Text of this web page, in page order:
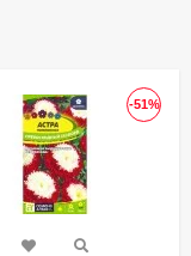
-51%